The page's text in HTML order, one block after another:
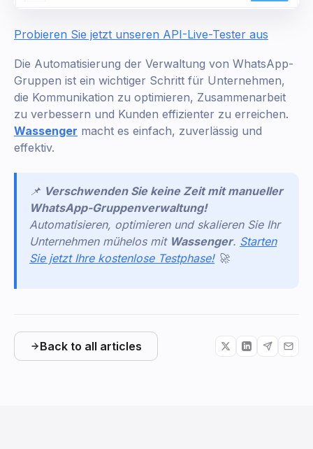
Probieren Sie jetzt unseren API-Live-Tester aus
Die Automatisierung der Verwaltung von WhatsApp-
Gruppen ist ein wichtiger Schritt für Unternehmen,
die Kommunikation zu optimieren, Zusammenarbeit
zu verbessern und Kunden effizienter zu erreichen.
Wassenger macht es einfach, zuverlässig und
effektiv.
📌 Verschwenden Sie keine Zeit mit manueller
WhatsApp-Gruppenverwaltung!
Automatisieren, optimieren und skalieren Sie Ihr
Unternehmen mühelos mit Wassenger. Starten
Sie jetzt Ihre kostenlose Testphase! 🚀
Back to all articles